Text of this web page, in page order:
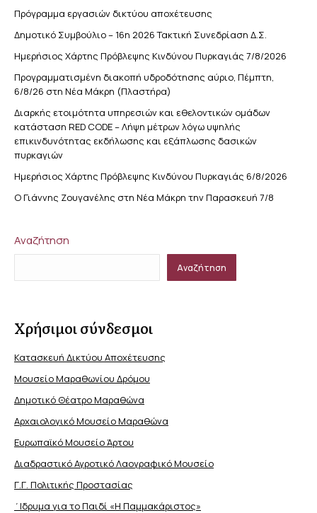
Πρόγραμμα εργασιών δικτύου αποχέτευσης
Δημοτικό Συμβούλιο – 16η 2026 Τακτική Συνεδρίαση Δ.Σ.
Ημερήσιος Χάρτης Πρόβλεψης Κινδύνου Πυρκαγιάς 7/8/2026
Προγραμματισμένη διακοπή υδροδότησης αύριο, Πέμπτη,
6/8/26 στη Νέα Μάκρη (Πλαστήρα)
Διαρκής ετοιμότητα υπηρεσιών και εθελοντικών ομάδων
κατάσταση RED CODE – Λήψη μέτρων λόγω υψηλής
επικινδυνότητας εκδήλωσης και εξάπλωσης δασικών
πυρκαγιών
Ημερήσιος Χάρτης Πρόβλεψης Κινδύνου Πυρκαγιάς 6/8/2026
Ο Γιάννης Ζουγανέλης στη Νέα Μάκρη την Παρασκευή 7/8
Αναζήτηση
Αναζήτηση
Χρήσιμοι σύνδεσμοι
Κατασκευή Δικτύου Αποχέτευσης
Μουσείο Μαραθωνίου Δρόμου
Δημοτικό Θέατρο Μαραθώνα
Αρχαιολογικό Μουσείο Μαραθώνα
Ευρωπαϊκό Μουσείο Άρτου
Διαδραστικό Αγροτικό Λαογραφικό Μουσείο
Γ.Γ. Πολιτικής Προστασίας
΄Ιδρυμα για το Παιδί «Η Παμμακάριστος»